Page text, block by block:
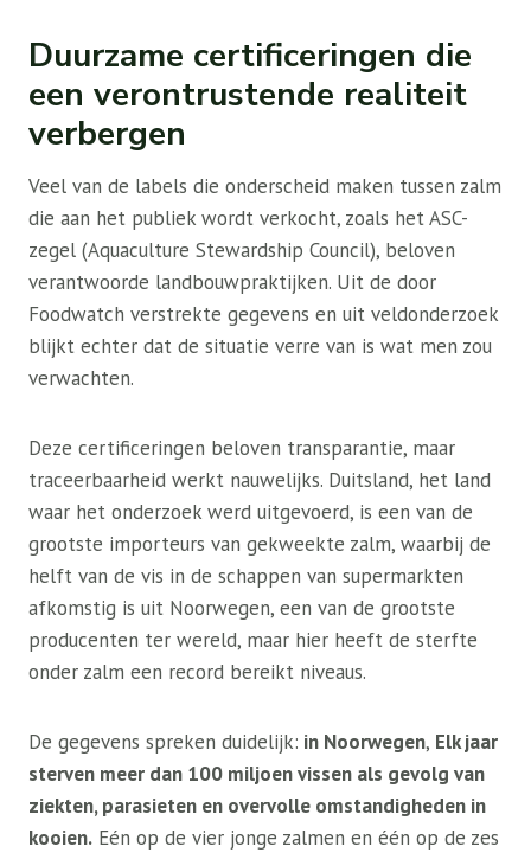
Duurzame certificeringen die
een verontrustende realiteit
verbergen
Veel van de labels die onderscheid maken tussen zalm
die aan het publiek wordt verkocht, zoals het ASC-
zegel (Aquaculture Stewardship Council), beloven
verantwoorde landbouwpraktijken. Uit de door
Foodwatch verstrekte gegevens en uit veldonderzoek
blijkt echter dat de situatie verre van is wat men zou
verwachten.
Deze certificeringen beloven transparantie, maar
traceerbaarheid werkt nauwelijks. Duitsland, het land
waar het onderzoek werd uitgevoerd, is een van de
grootste importeurs van gekweekte zalm, waarbij de
helft van de vis in de schappen van supermarkten
afkomstig is uit Noorwegen, een van de grootste
producenten ter wereld, maar hier heeft de sterfte
onder zalm een ​​record bereikt niveaus.
De gegevens spreken duidelijk: in Noorwegen, Elk jaar
sterven meer dan 100 miljoen vissen als gevolg van
ziekten, parasieten en overvolle omstandigheden in
kooien. Eén op de vier jonge zalmen en één op de zes